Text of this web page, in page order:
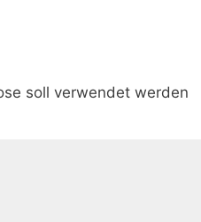
soll verwendet werden